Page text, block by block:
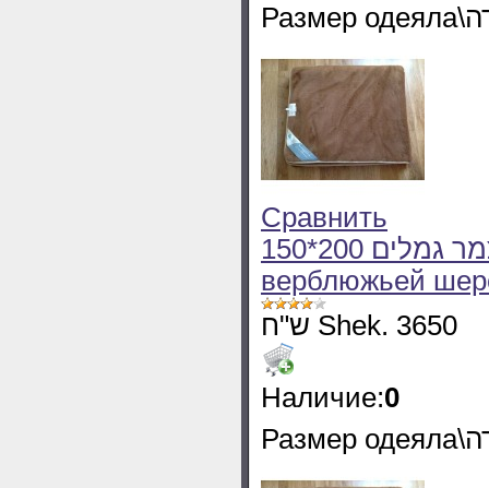
Сравнить
150*200 שמיכה יחיד חורף מצמר גמלים Одеяло из
верблюжьей
ש"ח Shek. 3650
Наличие:0